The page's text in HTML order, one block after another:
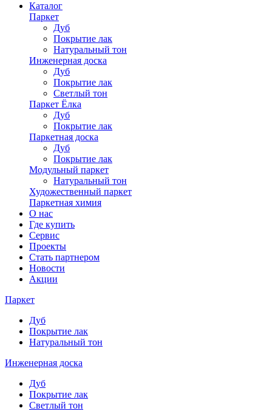
Каталог
Паркет
Дуб
Покрытие лак
Натуральный тон
Инженерная доска
Дуб
Покрытие лак
Светлый тон
Паркет Ёлка
Дуб
Покрытие лак
Паркетная доска
Дуб
Покрытие лак
Модульный паркет
Натуральный тон
Художественный паркет
Паркетная химия
О нас
Где купить
Сервис
Проекты
Стать партнером
Новости
Акции
Паркет
Дуб
Покрытие лак
Натуральный тон
Инженерная доска
Дуб
Покрытие лак
Светлый тон